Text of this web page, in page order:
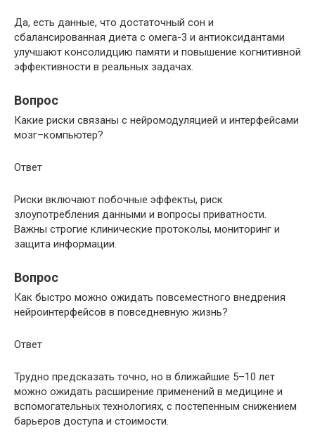
Да, есть данные, что достаточный сон и
сбалансированная диета с омега-3 и антиоксидантами
улучшают консолидцию памяти и повышение когнитивной
эффективности в реальных задачах.
Вопрос
Какие риски связаны с нейромодуляцией и интерфейсами
мозг–компьютер?
Ответ
Риски включают побочные эффекты, риск
злоупотребления данными и вопросы приватности.
Важны строгие клинические протоколы, мониторинг и
защита информации.
Вопрос
Как быстро можно ожидать повсеместного внедрения
нейроинтерфейсов в повседневную жизнь?
Ответ
Трудно предсказать точно, но в ближайшие 5–10 лет
можно ожидать расширение применений в медицине и
вспомогательных технологиях, с постепенным снижением
барьеров доступа и стоимости.